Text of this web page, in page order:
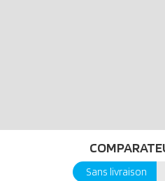
Découverte des mécanismes : Où
? Comment tourner le toit pour
Apprentissage des couleurs :
Sans livraison